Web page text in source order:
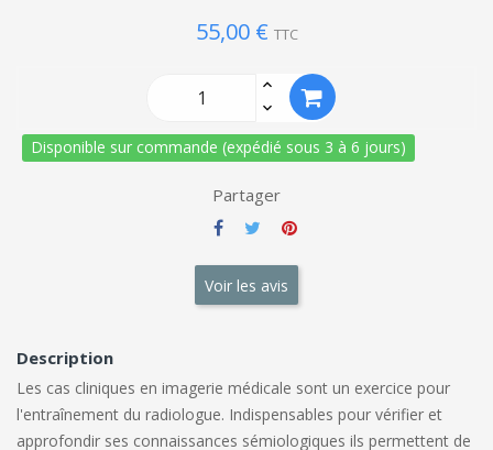
55,00 € TTC
Disponible sur commande (expédié sous 3 à 6 jours)
Partager
Voir les avis
Description
Les cas cliniques en imagerie médicale sont un exercice pour
l'entraînement du radiologue. Indispensables pour vérifier et
approfondir ses connaissances sémiologiques ils permettent de